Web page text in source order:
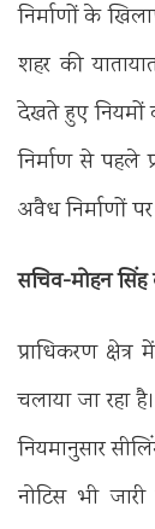
निर्माणों के
शहर की
देखते हुए नियमों
निर्माण से पहले
अवैध निर्माणों
सचिव-मोहन सिंह
प्राधिकरण
चलाया जा रहा
नियमानुसार
नोटिस भी